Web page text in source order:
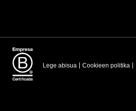
Lege abisua Cookieen politika